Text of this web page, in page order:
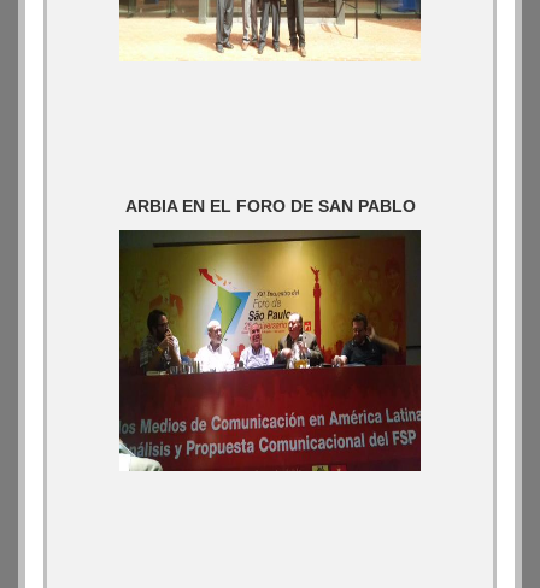
ARBIA EN EL FORO DE SAN PABLO